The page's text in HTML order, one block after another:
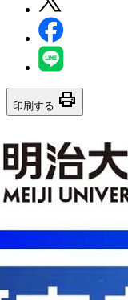
印刷する print